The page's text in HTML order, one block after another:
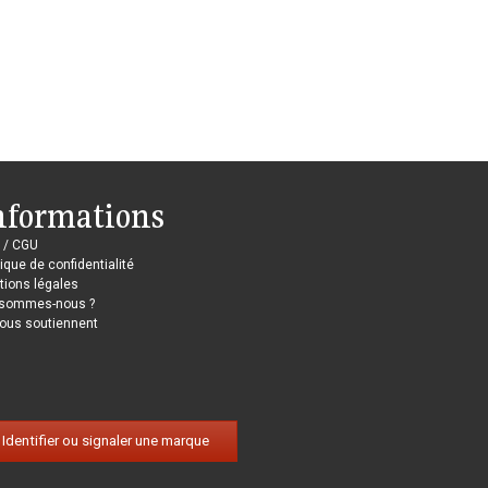
/ CGU
de confidentialité
légales
nous ?
soutiennent
Identifier ou signaler une marque